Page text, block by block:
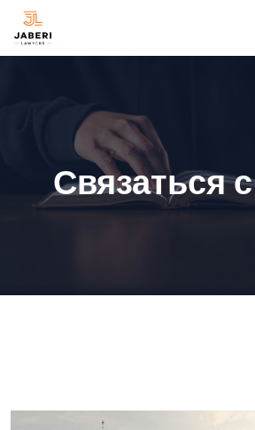
Связаться